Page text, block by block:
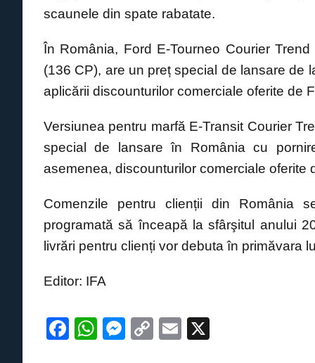
scaunele din spate rabatate.
În România, Ford E-Tourneo Courier
(136 CP), are un preț special de lansare de
aplicării discounturilor comerciale oferite de
Versiunea pentru marfă E-Transit Courier
special de lansare în România cu
asemenea, discounturilor comerciale oferite
Comenzile pentru clienții din România
programată să înceapă la sfârşitul anului
livrări pentru clienți vor debuta în primăvara
Editor: IFA
F
W M C
E